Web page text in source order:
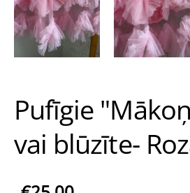
Pufīgie
vai blūzīte-